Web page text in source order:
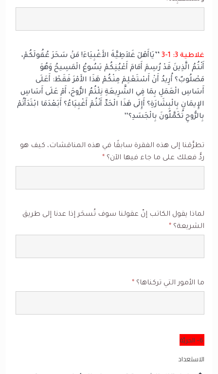
غلاطية 3: 1-3
’’يَاأَهْلَ غَلاَطِيَّةَ الأَغْبِيَاءَ! مَنْ سَحَرَ عُقُولَكُمْ،
أَنْتُمُ الَّذِينَ قَدْ رُسِمَ أَمَامَ أَعْيُنِكُمْ يَسُوعُ الْمَسِيحُ وَهُوَ
مَصْلُوبٌ؟ أُرِيدُ أَنْ أَسْتَعْلِمَ مِنْكُمْ هَذَا الأَمْرَ فَقَطْ: أَعَلَى
أَسَاسِ الْعَمَلِ بِمَا فِي الشَّرِيعَةِ نِلْتُمُ الرُّوحَ، أَمْ عَلَى أَسَاسِ
الإِيمَانِ بِالْبِشَارَةِ؟ أَإِلَى هَذَا الْحَدِّ أَنْتُمْ أَغْبِيَاءُ؟ أَبَعْدَمَا ابْتَدَأْتُمْ
بِالرُّوحِ تُكَمَّلُونَ بِالْجَسَدِ؟‘‘
تطرَّقنا إلى هذه الفقرة سابقًا في هذه المناقشات، كيف هو
ردًّ فعلك على ما جاء فيها الآن؟ *
لماذا يقول الكاتب إنّ عقولنا سوف تُسحَر إذا عدنا إلى طريق
الشريعة؟ *
ما الأمور التي تركناها؟ *
الاستعداد